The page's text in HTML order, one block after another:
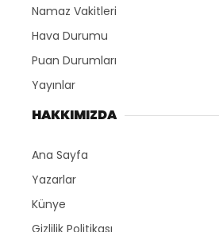
Namaz Vakitleri
Hava Durumu
Puan Durumları
Yayınlar
HAKKIMIZDA
Ana Sayfa
Yazarlar
Künye